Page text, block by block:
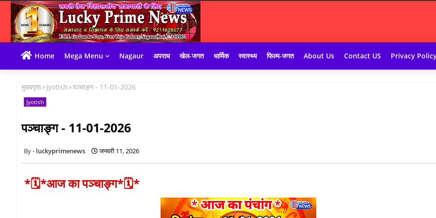
Home Mega Menu Nagaur अपराध खेल-जगत धार्मिक स्वास्थ्य फिल्म-जगत About Us Contact US Privacy
मुख्यपृष्ठ Jyotish पञ्चाङ्ग - 11-01-2026
Jyotish
पञ्चाङ्ग - 11-01-2026
luckyprimenews जनवरी 11, 2026
*🗓*आज का पञ्चाङ्ग*🗓*